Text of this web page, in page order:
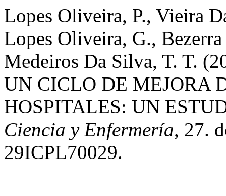
Lopes Oliveira, P., Vieira
Lopes Oliveira, G.,
Medeiros Da Silva, T. T.
UN CICLO DE MEJORA
HOSPITALES: UN
Ciencia y Enfermería, 27.
29ICPL70029.